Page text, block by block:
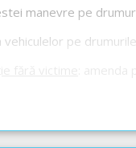
manevre pe
pe
amenda prevăzută în